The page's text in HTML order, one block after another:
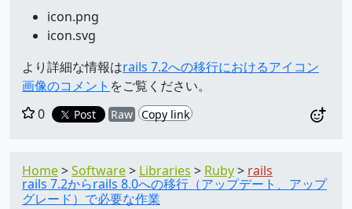
icon.png
icon.svg
より詳細な情報はrails 7.2への移行におけるアイコン
画像のコメント をご覧ください。
0
Post Raw Copy link
Home Software Libraries Ruby rails
rails 7.2からrails 8.0への移行（アップデート、アップ
グレード）で必要な作業